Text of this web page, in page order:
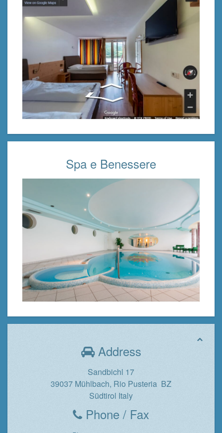
Spa e Benessere
Address
Sandbichl 17
39037 Mühlbach, Rio Pusteria BZ
Südtirol Italy
Phone / Fax